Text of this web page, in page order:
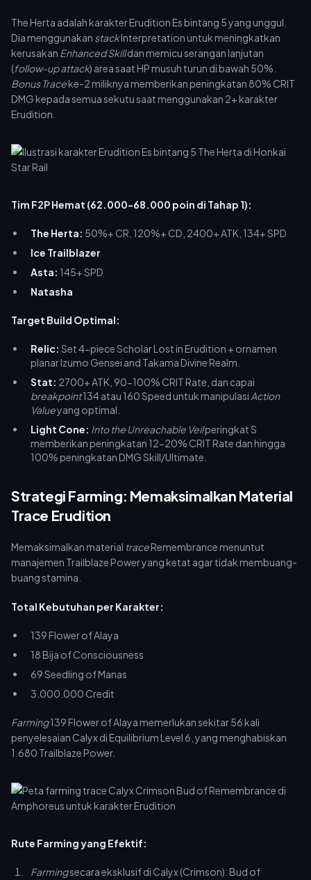
The Herta adalah karakter Erudition Es bintang 5 yang unggul.
Dia menggunakan stackInterpretation untuk meningkatkan
kerusakan Enhanced Skilldan memicu serangan lanjutan
(follow-up attack) area saat HP musuh turun di bawah 50%.
Bonus Traceke-2 miliknya memberikan peningkatan 80% CRIT
DMG kepada semua sekutu saat menggunakan 2+ karakter
Erudition.
Tim F2P Hemat (62.000-68.000 poin di Tahap 1):
The Herta: 50%+ CR, 120%+ CD, 2400+ ATK, 134+ SPD
Ice Trailblazer
Asta: 145+ SPD
Natasha
Target Build Optimal:
Relic: Set 4-piece Scholar Lost in Erudition + ornamen
planar Izumo Gensei and Takama Divine Realm.
Stat: 2700+ ATK, 90-100% CRIT Rate, dan capai
breakpoint134 atau 160 Speed untuk manipulasi Action
Valueyang optimal.
Light Cone: Into the Unreachable Veilperingkat S
memberikan peningkatan 12-20% CRIT Rate dan hingga
100% peningkatan DMG Skill/Ultimate.
Strategi Farming: Memaksimalkan Material
Trace Erudition
Memaksimalkan material traceRemembrance menuntut
manajemen Trailblaze Power yang ketat agar tidak membuang-
buang stamina.
Total Kebutuhan per Karakter:
139 Flower of Alaya
18 Bija of Consciousness
69 Seedling of Manas
3.000.000 Credit
Farming139 Flower of Alaya memerlukan sekitar 56 kali
penyelesaian Calyx di Equilibrium Level 6, yang menghabiskan
1.680 Trailblaze Power.
Rute Farming yang Efektif:
Farmingsecara eksklusif di Calyx (Crimson): Bud of